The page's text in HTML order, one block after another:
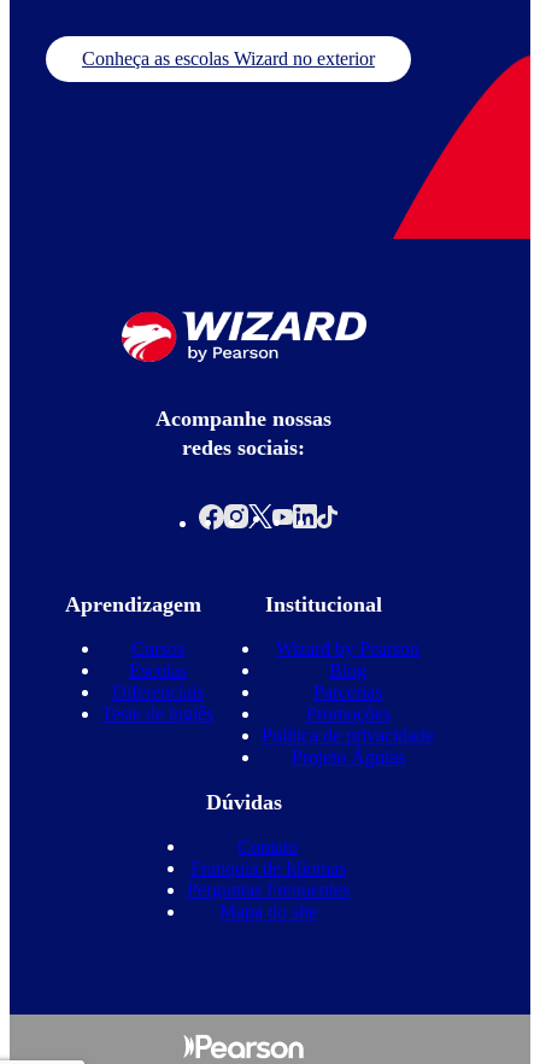
Conheça as escolas Wizard no exterior
Acompanhe nossas
redes sociais:
Aprendizagem
Cursos
Escolas
Diferenciais
Teste de inglês
Institucional
Wizard by Pearson
Blog
Parcerias
Promoções
Política de privacidade
Projeto Águias
Dúvidas
Contato
Franquia de Idiomas
Perguntas Frequentes
Mapa do site